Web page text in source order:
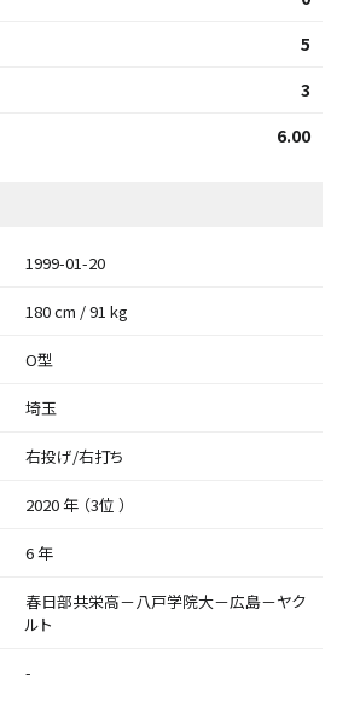
5
3
6.00
1999-01-20
180 cm / 91 kg
O型
埼玉
右投げ/右打ち
2020 年 （3位 ）
6 年
春日部共栄高－八戸学院大－広島－ヤク
ルト
-